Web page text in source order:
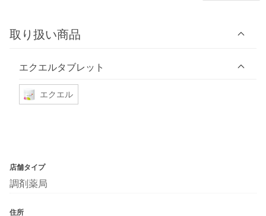
取り扱い商品
エクエルタブレット
エクエル
店舗タイプ
調剤薬局
住所